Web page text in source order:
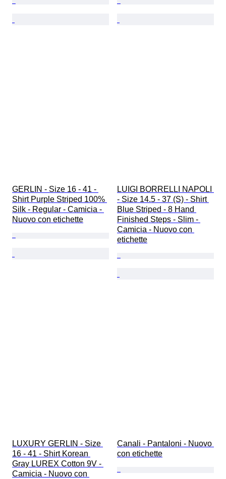
GERLIN - Size 16 - 41 -
Shirt Purple Striped 100%
Silk - Regular - Camicia -
Nuovo con etichette
LUIGI BORRELLI NAPOLI
- Size 14.5 - 37 (S) - Shirt
Blue Striped - 8 Hand
Finished Steps - Slim -
Camicia - Nuovo con
etichette
LUXURY GERLIN - Size
16 - 41 - Shirt Korean
Gray LUREX Cotton 9V -
Camicia - Nuovo con
Canali - Pantaloni - Nuovo
con etichette